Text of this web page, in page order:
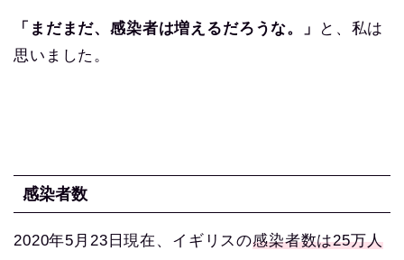
「まだまだ、感染者は増えるだろうな。」
と、私は
思いました。
感染者数
2020年5月23日現在、イギリスの感染者数は25万人